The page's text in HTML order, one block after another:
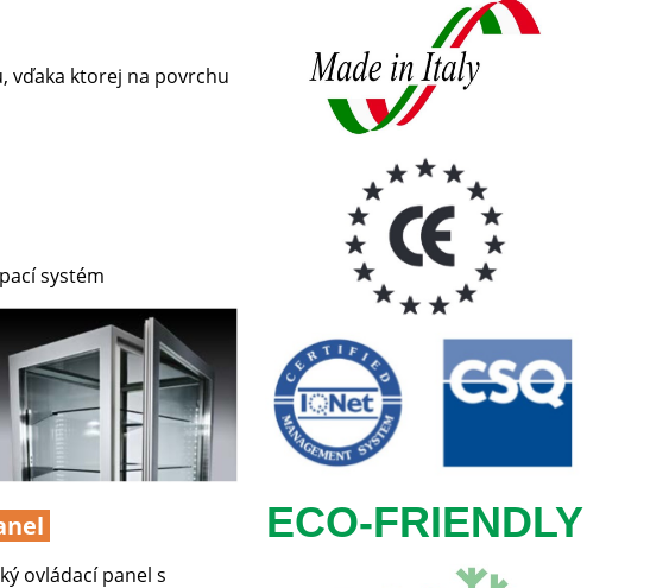
vďaka ktorej na povrchu
systém
ovládací panel s
ECO-FRIENDLY